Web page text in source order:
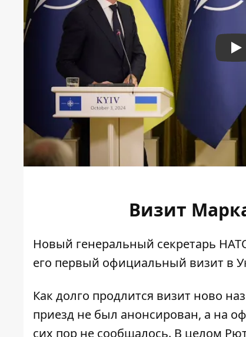
Визит
Новый генеральный секретарь
его первый официальный визит в
Как долго продлится визит ново
приезд не был анонсирован, а на
сих пор не сообщалось. В целом